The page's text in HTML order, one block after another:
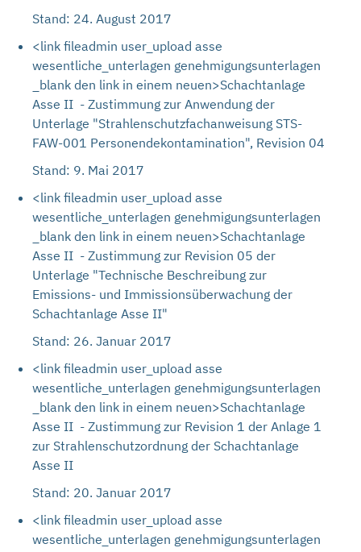
Stand: 24. August 2017
<link fileadmin user_upload asse
wesentliche_unterlagen genehmigungsunterlagen
_blank den link in einem neuen>Schachtanlage
Asse II - Zustimmung zur Anwendung der
Unterlage "Strahlenschutzfachanweisung STS-
FAW-001 Personendekontamination", Revision 04
Stand: 9. Mai 2017
<link fileadmin user_upload asse
wesentliche_unterlagen genehmigungsunterlagen
_blank den link in einem neuen>Schachtanlage
Asse II - Zustimmung zur Revision 05 der
Unterlage "Technische Beschreibung zur
Emissions- und Immissionsüberwachung der
Schachtanlage Asse II"
Stand: 26. Januar 2017
<link fileadmin user_upload asse
wesentliche_unterlagen genehmigungsunterlagen
_blank den link in einem neuen>Schachtanlage
Asse II - Zustimmung zur Revision 1 der Anlage 1
zur Strahlenschutzordnung der Schachtanlage
Asse II
Stand: 20. Januar 2017
<link fileadmin user_upload asse
wesentliche_unterlagen genehmigungsunterlagen